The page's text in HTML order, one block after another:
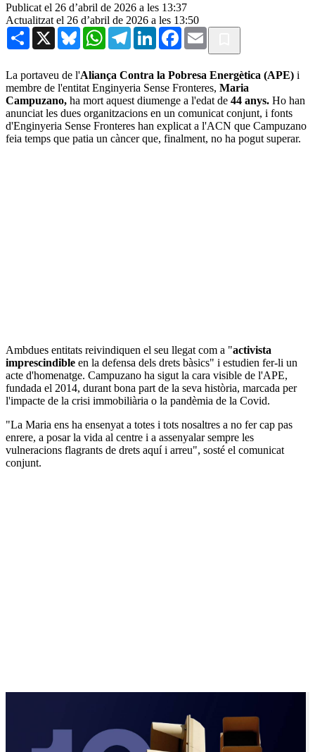
Publicat el 26 d’abril de 2026 a les 13:37
Actualitzat el 26 d’abril de 2026 a les 13:50
Share X BlueskyWhatsAppTelegramLinkedInFacebook
Email
La portaveu de l'Aliança Contra la Pobresa Energètica (APE) i
membre de l'entitat Enginyeria Sense Fronteres, Maria
Campuzano, ha mort aquest diumenge a l'edat de 44 anys. Ho han
anunciat les dues organitzacions en un comunicat conjunt, i fonts
d'Enginyeria Sense Fronteres han explicat a l'ACN que Campuzano
feia temps que patia un càncer que, finalment, no ha pogut superar.
Ambdues entitats reivindiquen el seu llegat com a "activista
imprescindible en la defensa dels drets bàsics" i estudien fer-li un
acte d'homenatge. Campuzano ha sigut la cara visible de l'APE,
fundada el 2014, durant bona part de la seva història, marcada per
l'impacte de la crisi immobiliària o la pandèmia de la Covid.
"La Maria ens ha ensenyat a totes i tots nosaltres a no fer cap pas
enrere, a posar la vida al centre i a assenyalar sempre les
vulneracions flagrants de drets aquí i arreu", sosté el comunicat
conjunt.